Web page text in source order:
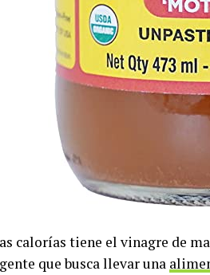
calorías tiene el vinagre de
que busca llevar una